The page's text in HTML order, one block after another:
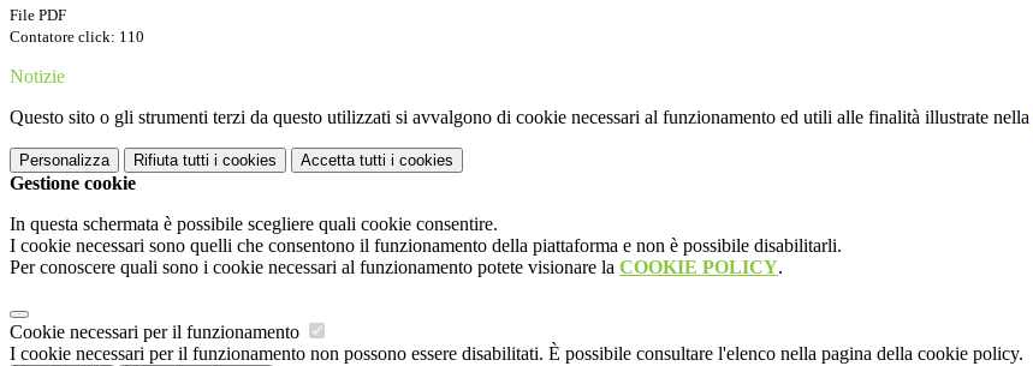
File PDF
Contatore click: 110
Notizie
Questo sito o gli strumenti terzi da questo utilizzati si avvalgono di cookie necessari al funzionamento ed utili alle finalità illustrate nella
Personalizza Rifiuta tutti i cookies Accetta tutti i cookies
Gestione cookie
In questa schermata è possibile scegliere quali cookie consentire.
I cookie necessari sono quelli che consentono il funzionamento della piattaforma e non è possibile disabilitarli.
Per conoscere quali sono i cookie necessari al funzionamento potete visionare la COOKIE POLICY.
Cookie necessari per il funzionamento
I cookie necessari per il funzionamento non possono essere disabilitati. È possibile consultare l'elenco nella pagina della cookie policy.